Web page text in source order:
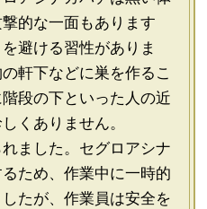
的な一面もあります
避ける習性がありま
軒下などに巣を作るこ
段の下といった人の近
くありません。
ました。セグロアシナ
ため、作業中に一時的
たが、作業員は安全を